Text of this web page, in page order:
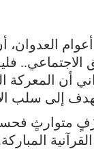
العدوان،
الاجتماعي..
أن المعركة
إلى سلب
متوارثٍ